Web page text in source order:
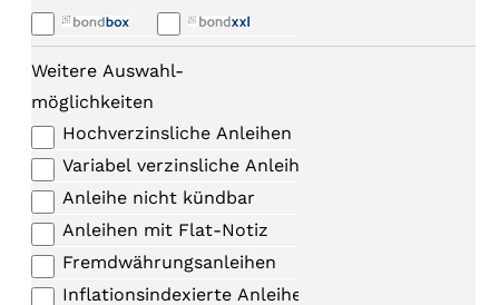
Weitere Auswahl-
möglichkeiten
Hochverzinsliche Anleihen
Variabel verzinsliche Anleihen
Anleihe nicht kündbar
Anleihen mit Flat-Notiz
Fremdwährungsanleihen
Inflationsindexierte Anleihen